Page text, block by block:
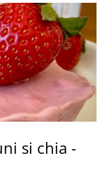
si chia -